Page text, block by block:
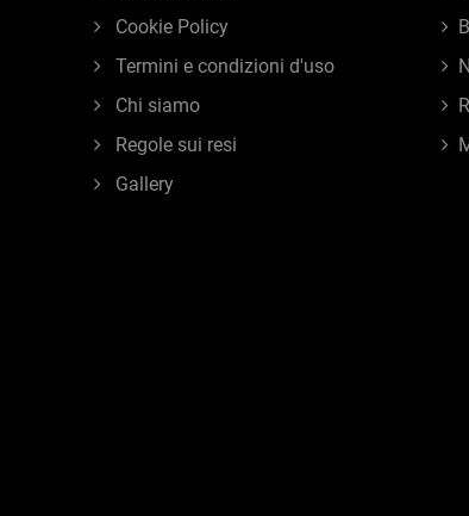
Cookie Policy
Termini e condizioni d'uso
Chi siamo
Regole sui resi
Gallery